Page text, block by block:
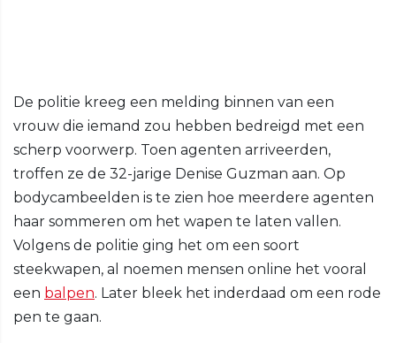
De politie kreeg een melding binnen van een
vrouw die iemand zou hebben bedreigd met een
scherp voorwerp. Toen agenten arriveerden,
troffen ze de 32-jarige Denise Guzman aan. Op
bodycambeelden is te zien hoe meerdere agenten
haar sommeren om het wapen te laten vallen.
Volgens de politie ging het om een soort
steekwapen, al noemen mensen online het vooral
een balpen. Later bleek het inderdaad om een rode
pen te gaan.